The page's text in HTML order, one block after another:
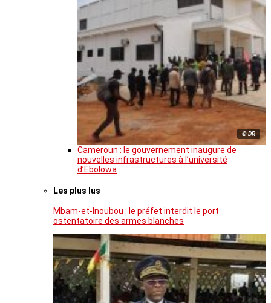
© DR
Cameroun : le gouvernement inaugure de
nouvelles infrastructures à l’université
d’Ebolowa
Les plus lus
Mbam-et-Inoubou : le préfet interdit le port
ostentatoire des armes blanches